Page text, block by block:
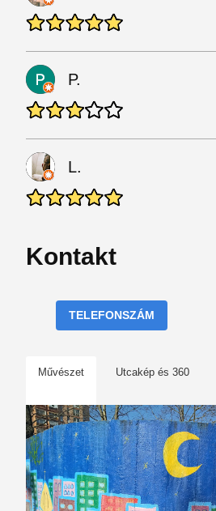
P.
L.
Kontakt
TELEFONSZÁM
Művészet Utcakép és 360